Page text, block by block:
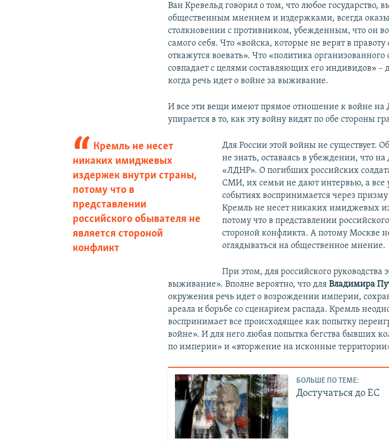
Ван Кревельд говорил о том, что любое государство,
общественным мнением и издержками, всегда
столкновении с противником, убежденным, что он
самого себя. Что «войска, которые не верят в
откажутся воевать». Что «политика организованного
совпадает с целями составляющих его индивидов» –
когда речь идет о войне за выживание.
И все эти вещи имеют прямое отношение к войне на
упирается в то, как эту войну видят по обе стороны
Кремль не несет
никаких имиджевых
издержек внутри страны,
потому что в
представлении
российского обывателя не
является стороной
конфликт
Для России этой войны не существует.
не знать, оставаясь в убеждении, что
«ЛДНР». О погибших российских
СМИ, их семьи не дают интервью, а все
событиях воспринимается через
Кремль не несет никаких имиджевых
потому что в представлении
стороной конфликта. А потому Москве
оглядываться на общественное мнение.
При этом, для российского руководства
выживание». Вполне вероятно, что дляВладимира
окружения речь идет о возрождении империи,
ареала и борьбе со сценарием распада. Кремль
воспринимает все происходящее как попытку
войне». И для него любая попытка бегства бывших
по империи» и «вторжение на исконные
БОЛЬШЕ ПО ТЕМЕ:
Достучаться до ЕС